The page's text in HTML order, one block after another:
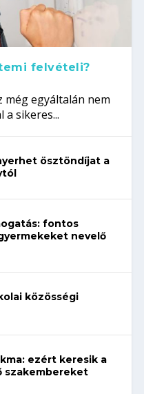
felvételi?
még egyáltalán nem
sikeres...
ösztöndíjat a
fontos
nevelő
közösségi
ezért keresik a
szakembereket